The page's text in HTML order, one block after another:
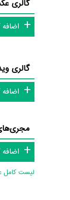
انسانی در
در مجموع بیش از 3 نفر در تولید برنامه چراغ
اطلاعات
تاکنون در
سوتی
و تئاتر،
گالری
گالری
لیست کامل